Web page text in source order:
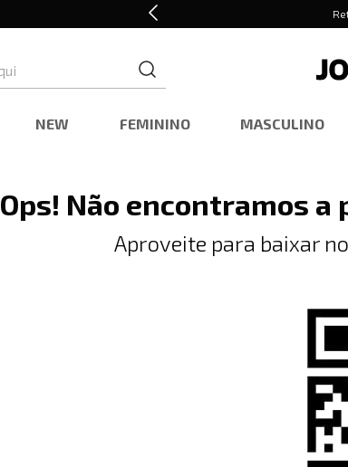
NEW FEMININO MASCULINO
Ops! Não encontramos
Aproveite para baixar